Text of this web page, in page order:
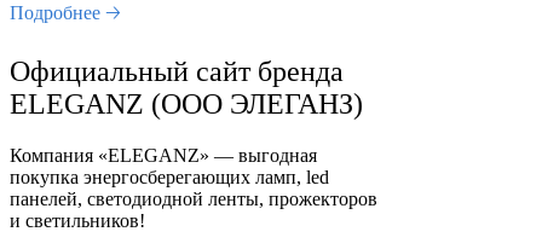
Подробнее 🡢
Официальный сайт бренда
ELEGANZ (ООО ЭЛЕГАНЗ)
Компания «ELEGANZ» — выгодная
покупка энергосберегающих ламп, led
панелей, светодиодной ленты, прожекторов
и светильников!